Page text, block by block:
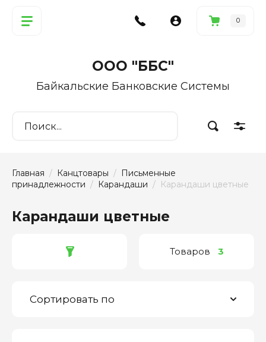
0
ООО "ББС"
Байкальские Банковские Системы
Главная / Канцтовары / Письменные
принадлежности / Карандаши /  Карандаши цветные
Карандаши цветные
Товаров 3
Сортировать по